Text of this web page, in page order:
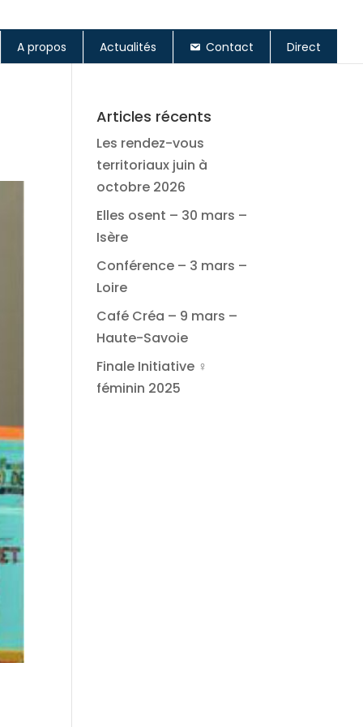
A propos Actualités Contact Direct
Articles récents
Les rendez-vous
territoriaux juin à
octobre 2026
Elles osent – 30 mars –
Isère
Conférence – 3 mars –
Loire
Café Créa – 9 mars –
Haute-Savoie
Finale Initiative ♀
féminin 2025